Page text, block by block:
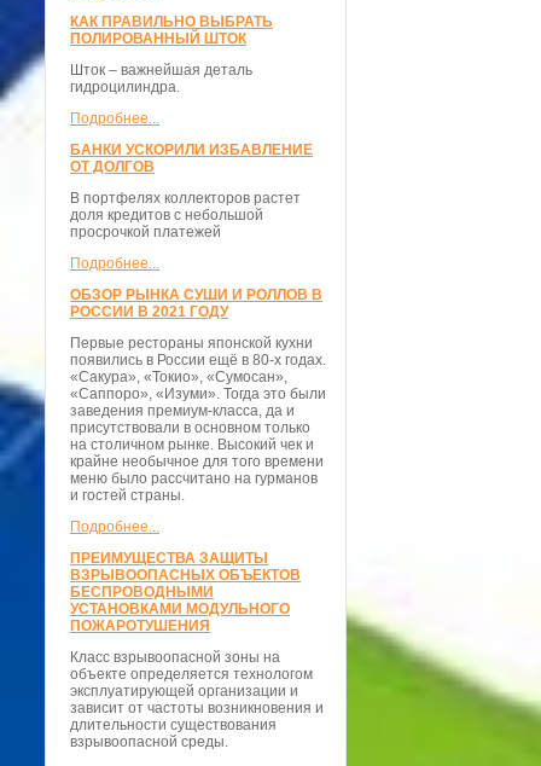
КАК ПРАВИЛЬНО ВЫБРАТЬ
ПОЛИРОВАННЫЙ ШТОК
Шток – важнейшая деталь
гидроцилиндра.
Подробнее...
БАНКИ УСКОРИЛИ ИЗБАВЛЕНИЕ
ОТ ДОЛГОВ
В портфелях коллекторов растет
доля кредитов с небольшой
просрочкой платежей
Подробнее...
ОБЗОР РЫНКА СУШИ И РОЛЛОВ В
РОССИИ В 2021 ГОДУ
Первые рестораны японской кухни
появились в России ещё в 80-х годах.
«Сакура», «Токио», «Сумосан»,
«Саппоро», «Изуми». Тогда это были
заведения премиум-класса, да и
присутствовали в основном только
на столичном рынке. Высокий чек и
крайне необычное для того времени
меню было рассчитано на гурманов
и гостей страны.
Подробнее...
ПРЕИМУЩЕСТВА ЗАЩИТЫ
ВЗРЫВООПАСНЫХ ОБЪЕКТОВ
БЕСПРОВОДНЫМИ
УСТАНОВКАМИ МОДУЛЬНОГО
ПОЖАРОТУШЕНИЯ
Класс взрывоопасной зоны на
объекте определяется технологом
эксплуатирующей организации и
зависит от частоты возникновения и
длительности существования
взрывоопасной среды.